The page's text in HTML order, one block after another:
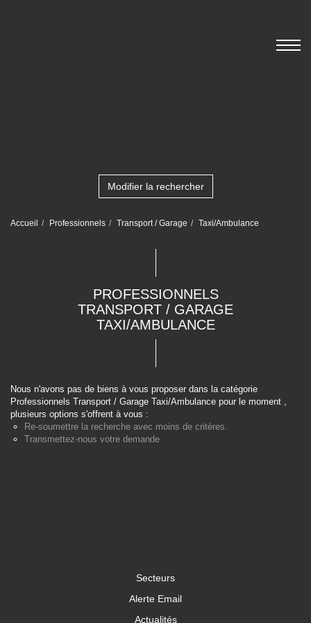
Modifier la rechercher
Accueil Professionnels Transport / Garage Taxi/Ambulance
PROFESSIONNELS
TRANSPORT / GARAGE
TAXI/AMBULANCE
Nous n'avons pas de biens à vous proposer dans la catégorie
Professionnels Transport / Garage Taxi/Ambulance pour le moment ,
plusieurs options s'offrent à vous :
Re-soumettre la recherche avec moins de critères.
Transmettez-nous votre demande
Secteurs
Alerte Email
Actualités